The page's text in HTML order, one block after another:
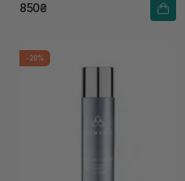
850₴
-20%